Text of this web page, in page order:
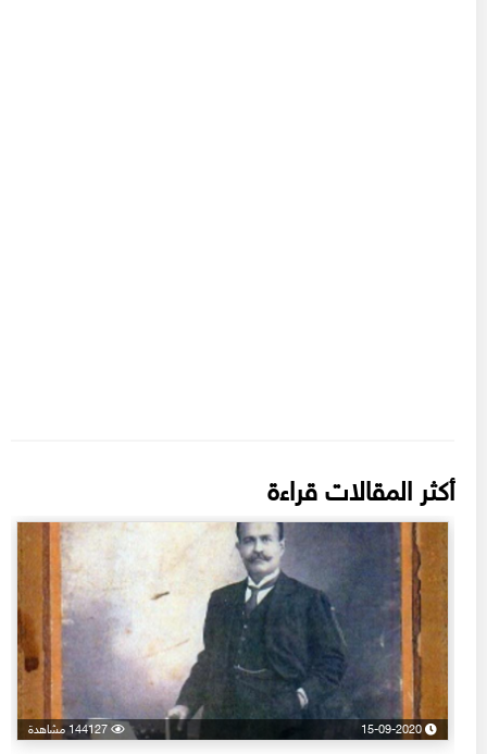
أكثر المقالات قراءة
15-09-2020 144127 مشاهدة